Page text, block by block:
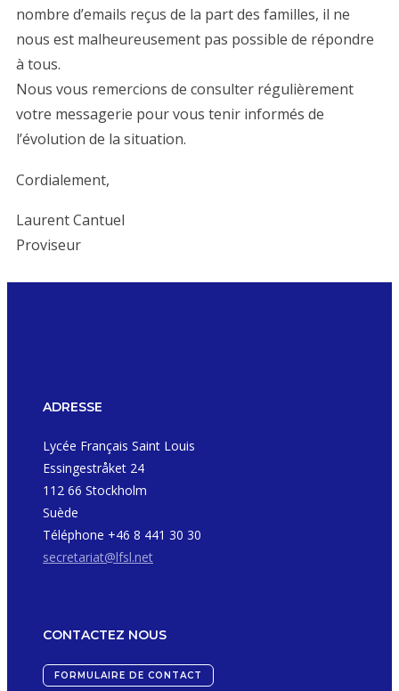
nombre d’emails reçus de la part des familles, il ne
nous est malheureusement pas possible de répondre
à tous.
Nous vous remercions de consulter régulièrement
votre messagerie pour vous tenir informés de
l’évolution de la situation.
Cordialement,
Laurent Cantuel
Proviseur
ADRESSE
Lycée Français Saint Louis
Essingestråket 24
112 66 Stockholm
Suède
Téléphone +46 8 441 30 30
secretariat@lfsl.net
CONTACTEZ NOUS
FORMULAIRE DE CONTACT